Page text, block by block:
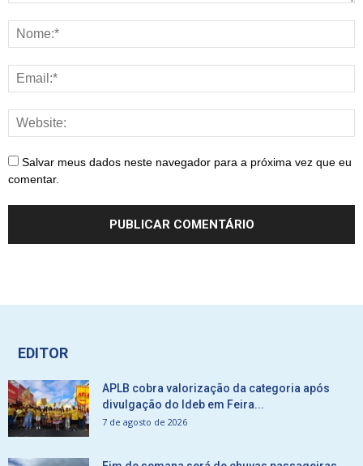
Salvar meus dados neste navegador para a próxima vez que eu
comentar.
EDITOR
APLB cobra valorização da categoria após
divulgação do Ideb em Feira...
7 de agosto de 2026